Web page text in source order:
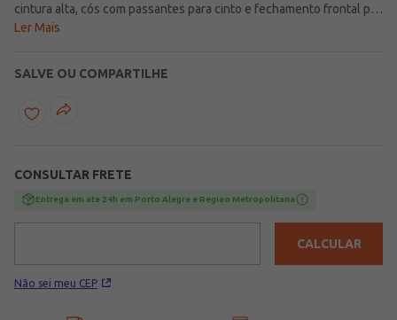
cintura alta, cós com passantes para cinto e fechamento frontal por
botão de casa e zíper. Conta com bolsos frontais e posteriores
produções casuais e cheias de estilo no dia a dia!\n\nTecido:
Jeans\nComposição: 100% algodão
Ler Mais
SALVE OU COMPARTILHE
CONSULTAR FRETE
Entrega em ate 24h em Porto Alegre e Regiao Metropolitana
Não sei meu CEP
CALCULAR